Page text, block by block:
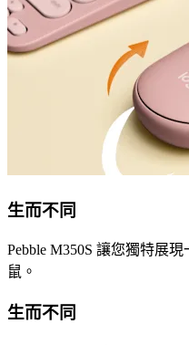
生而不同
Pebble M350S 讓您獨特展
鼠。
生而不同